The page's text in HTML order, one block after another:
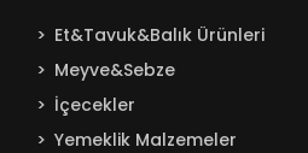
Badem
Bağdat
Et&Tavuk&Balık Ürünleri
Meyve&Sebze
İçecekler
Yemeklik Malzemeler